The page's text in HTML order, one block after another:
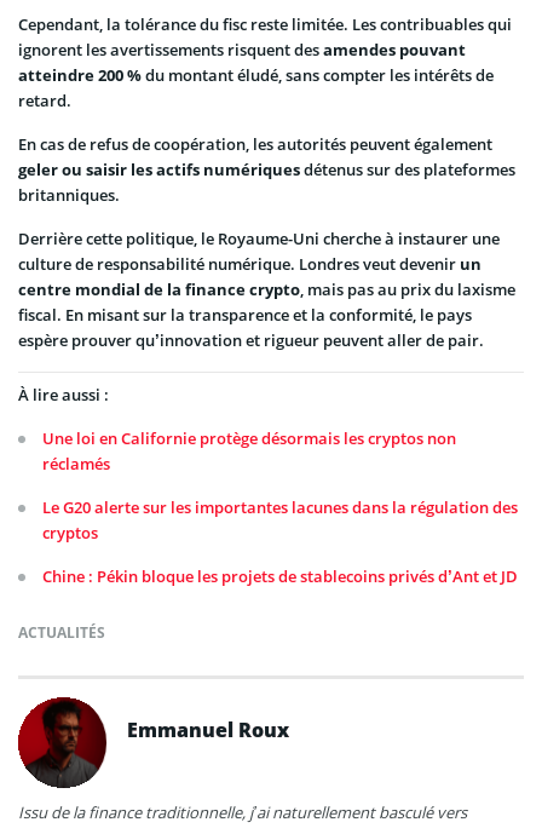
Cependant, la tolérance du fisc reste limitée. Les contribuables qui
ignorent les avertissements risquent desamendes pouvant
atteindre 200 %du montant éludé, sans compter les intérêts de
retard.
En cas de refus de coopération, les autorités peuvent également
geler ou saisir les actifs numériquesdétenus sur des plateformes
britanniques.
Derrière cette politique, le Royaume-Uni cherche à instaurer une
culture de responsabilité numérique. Londres veut devenir un
centre mondial de la finance crypto, mais pas au prix du laxisme
fiscal. En misant sur la transparence et la conformité, le pays
espère prouver qu’innovation et rigueur peuvent aller de pair.
À lire aussi :
Une loi en Californie protège désormais les cryptos non
réclamés
Le G20 alerte sur les importantes lacunes dans la régulation des
cryptos
Chine : Pékin bloque les projets de stablecoins privés d’Ant et JD
ACTUALITÉS
Emmanuel Roux
Issu de la finance traditionnelle, j’ai naturellement basculé vers